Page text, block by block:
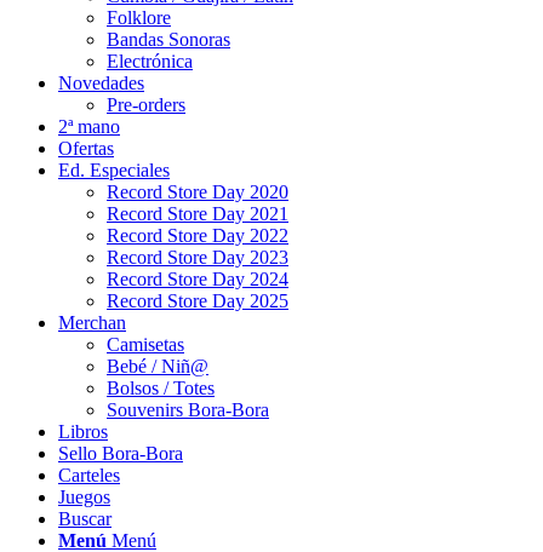
Folklore
Bandas Sonoras
Electrónica
Novedades
Pre-orders
2ª mano
Ofertas
Ed. Especiales
Record Store Day 2020
Record Store Day 2021
Record Store Day 2022
Record Store Day 2023
Record Store Day 2024
Record Store Day 2025
Merchan
Camisetas
Bebé / Niñ@
Bolsos / Totes
Souvenirs Bora-Bora
Libros
Sello Bora-Bora
Carteles
Juegos
Buscar
Menú Menú